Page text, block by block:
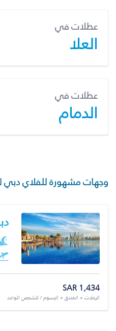
عطلات في
العلا
عطلات في
الدمام
وجهات مشهورة للفلاي دبي
SAR 1,434
الرحلات + الفندق + الرسوم / للشخص الواحد